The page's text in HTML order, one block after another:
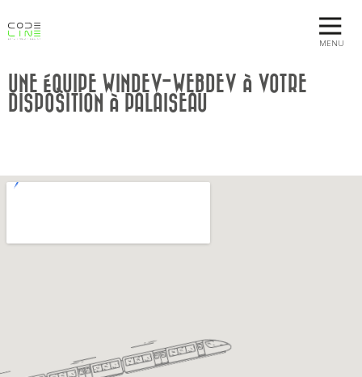
MENU
UNE ÉQUIPE WINDEV-WEBDEV À VOTRE
DISPOSITION À PALAISEAU